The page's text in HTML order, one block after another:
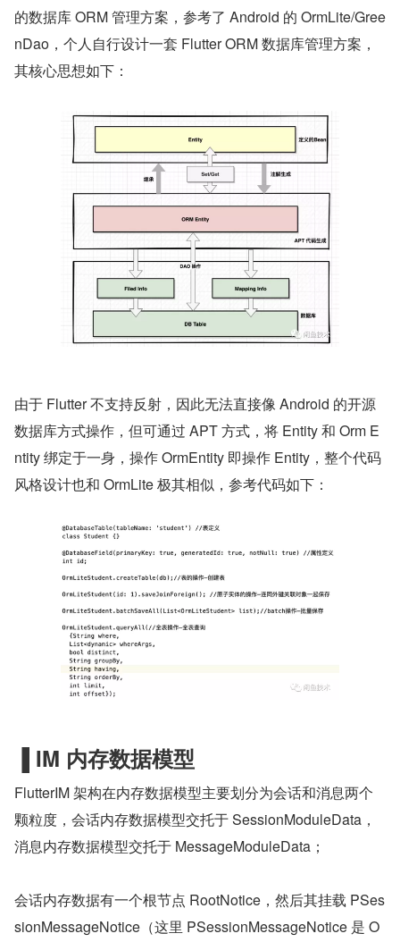
的数据库 ORM 管理方案，参考了 Android 的 OrmLite/Gree
nDao，个人自行设计一套 Flutter ORM 数据库管理方案，
其核心思想如下：
由于 Flutter 不支持反射，因此无法直接像 Android 的开源
数据库方式操作，但可通过 APT 方式，将 Entity 和 Orm E
ntity 绑定于一身，操作 OrmEntity 即操作 Entity，整个代码
风格设计也和 OrmLite 极其相似，参考代码如下：
IM 内存数据模型
FlutterIM 架构在内存数据模型主要划分为会话和消息两个
颗粒度，会话内存数据模型交托于 SessionModuleData，
消息内存数据模型交托于 MessageModuleData；
会话内存数据有一个根节点 RootNotice，然后其挂载 PSes
sionMessageNotice（这里 PSessionMessageNotice 是 O